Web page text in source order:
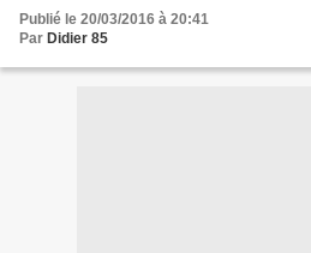
Publié le 20/03/2016 à 20:41
Par Didier 85